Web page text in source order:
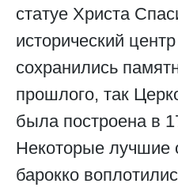
статуе Христа
исторический
сохранились
прошлого, так
была построена в
Некоторые лучшие
барокко